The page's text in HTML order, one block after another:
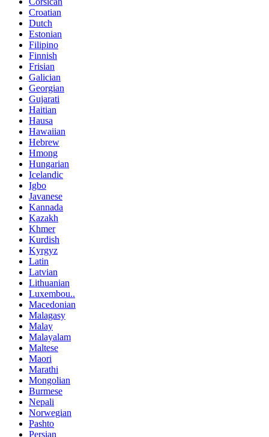
Croatian
Dutch
Estonian
Filipino
Finnish
Frisian
Galician
Georgian
Gujarati
Haitian
Hausa
Hawaiian
Hebrew
Hmong
Hungarian
Icelandic
Igbo
Javanese
Kannada
Kazakh
Khmer
Kurdish
Kyrgyz
Latin
Latvian
Lithuanian
Luxembou..
Macedonian
Malagasy
Malay
Malayalam
Maltese
Maori
Marathi
Mongolian
Burmese
Nepali
Norwegian
Pashto
Persian